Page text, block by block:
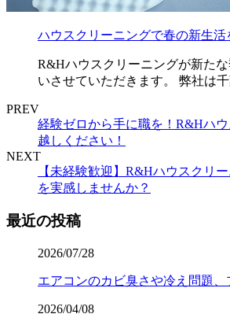
ハウスクリーニングで春の新生
R&Hハウスクリーニングが新た
いさせていただきます。 弊社は
PREV
経験ゼロから手に職を！R&Hハ
越しください！
NEXT
【未経験歓迎】R&Hハウスクリ
を実感しませんか？
最近の投稿
2026/07/28
エアコンのカビ臭さや冷え問題、
2026/04/08